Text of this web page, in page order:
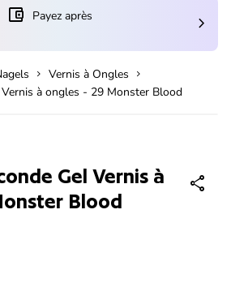
nouvel onglet/fenêtre)
account_balance_wallet Payez après chevron_right
chevron_right Vernis à Ongles chevron_right
à ongles - 29 Monster Blood
Gel Vernis à
Blood
share